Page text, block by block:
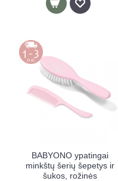
BABYONO ypatingai
minkštų šerių šepetys ir
šukos, rožinės